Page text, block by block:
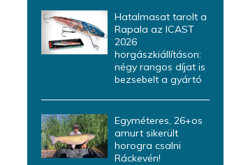
Hatalmasat tarolt a
Rapala az ICAST
2026
horgászkiállításon:
négy rangos díjat is
bezsebelt a gyártó
Egyméteres, 26+os
amurt sikerült
horogra csalni
Ráckevén!